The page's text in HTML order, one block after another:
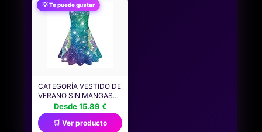
FEMENINO IDEAL PARA
DÍAS CÁLIDOS O BAJO
OTRAS PRENDAS
💡 Te puede gustar
CATEGORÍA VESTIDO DE
VERANO SIN MANGAS
PARA NIÑAS | ESTILO
CÓMODO PARA USO
DIARIO Y IDEAL PARA
Desde 15.89 €
🛒 Ver producto